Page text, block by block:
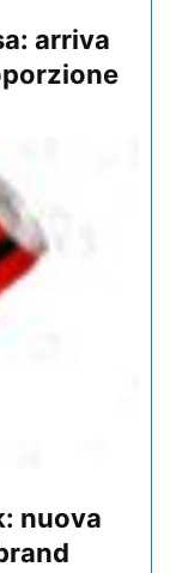
arriva
nuova